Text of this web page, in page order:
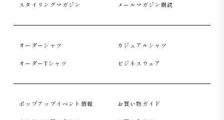
スタイリングマガジン メールマガジン購読
オーダーシャツ カジュアルシャツ
オーダーTシャツ ビジネスウェア
ポップアップイベント情報 お買い物ガイド